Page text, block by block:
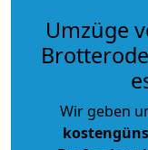
Umzüge
Wir geben